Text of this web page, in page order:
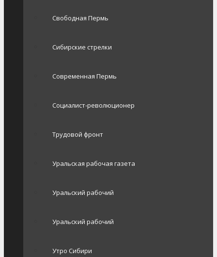
Свободная Пермь
Сибирские стрелки
Современная Пермь
Социалист-революционер
Трудовой фронт
Уральская рабочая газета
Уральский рабочий
Уральский рабочий
Утро Сибири